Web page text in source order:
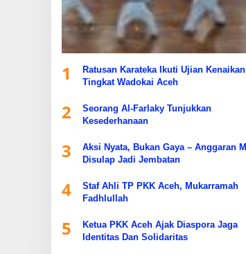
1
Ratusan Karateka Ikuti Ujian Kenaikan
Tingkat Wadokai Aceh
2
Seorang Al-Farlaky Tunjukkan
Kesederhanaan
3
Aksi Nyata, Bukan Gaya – Anggaran
Disulap Jadi Jembatan
4
Staf Ahli TP PKK Aceh, Mukarramah
Fadhlullah
5
Ketua PKK Aceh Ajak Diaspora Jaga
Identitas Dan Solidaritas